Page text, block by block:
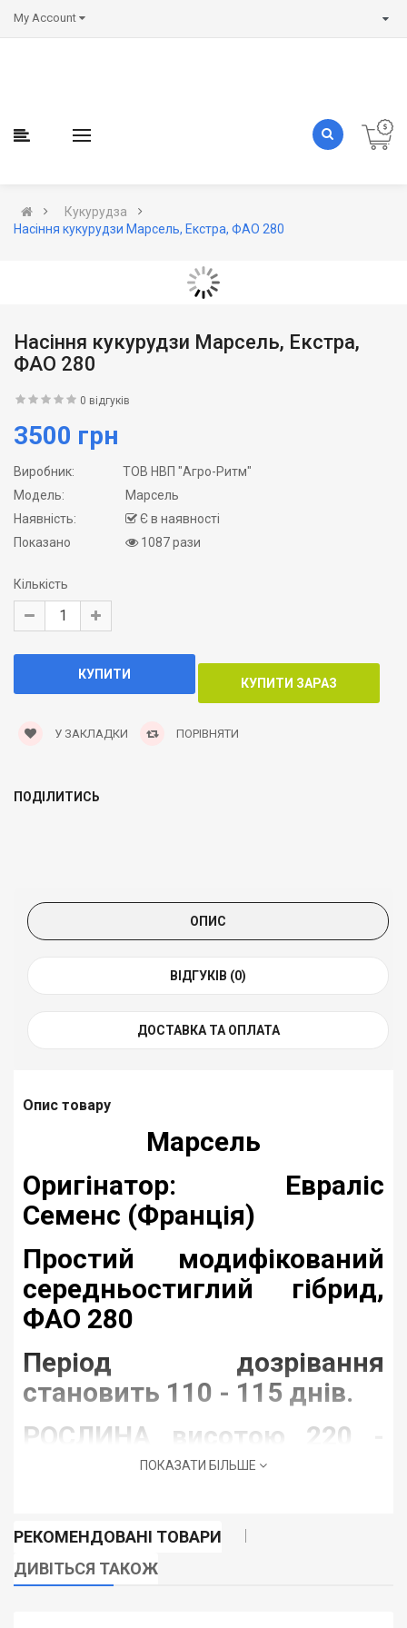
My Account
Кукурудза
Насіння кукурудзи Марсель, Екстра, ФАО 280
Насіння кукурудзи Марсель, Екстра,
ФАО 280
0 відгуків
3500 грн
Виробник:
ТОВ НВП "Агро-Ритм"
Модель:
Марсель
Наявність:
Є в наявності
Показано
1087 рази
Кількість
У ЗАКЛАДКИ ПОРІВНЯТИ
ПОДІЛИТИСЬ
ОПИС
ВІДГУКІВ (0)
ДОСТАВКА ТА ОПЛАТА
Опис товару
Марсель
Оригінатор: Евраліс
Семенс (Франція)
Простий модифікований
середньостиглий гібрид,
ФАО 280
Період дозрівання
становить 110 - 115 днів.
РОСЛИНА висотою 220 -
250 см, з 16 - 17 листям,
висота прикріплення
качана 90 - 100 см.
ПОКАЗАТИ БІЛЬШЕ
РЕКОМЕНДОВАНІ ТОВАРИ
ДИВІТЬСЯ ТАКОЖ